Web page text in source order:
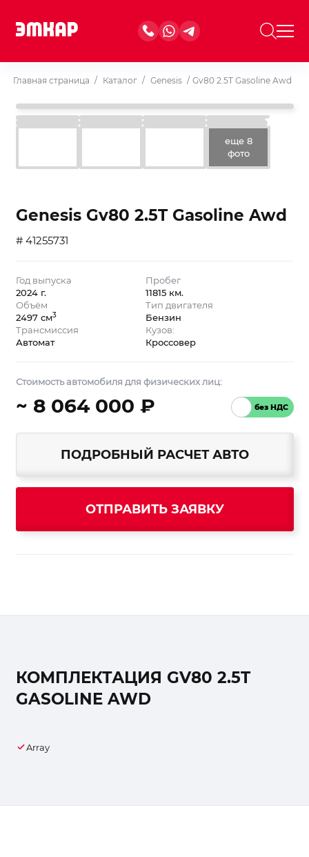
Главная страница / Каталог / Genesis / Gv80 2.5T Gasoline Awd
еще 8
фото
Genesis Gv80 2.5T Gasoline Awd
# 41255731
Год выпуска
2024 г.
Пробег
11815 км.
Объём
2497 см3
Тип двигателя
Бензин
Трансмиссия
Автомат
Кузов:
Кроссовер
Стоимость автомобиля для физических лиц:
~ 8 064 000 ₽
ПОДРОБНЫЙ РАСЧЕТ АВТО
ОТПРАВИТЬ ЗАЯВКУ
КОМПЛЕКТАЦИЯ GV80 2.5T
GASOLINE AWD
Array